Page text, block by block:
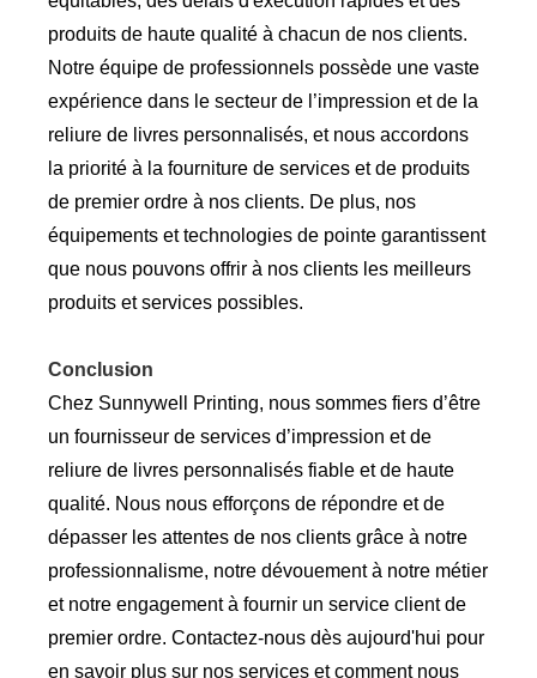
produits de haute qualité à chacun de nos clients.
Notre équipe de professionnels possède une vaste
expérience dans le secteur de l’impression et de la
reliure de livres personnalisés, et nous accordons
la priorité à la fourniture de services et de produits
de premier ordre à nos clients. De plus, nos
équipements et technologies de pointe garantissent
que nous pouvons offrir à nos clients les meilleurs
produits et services possibles.
Conclusion
Chez Sunnywell Printing, nous sommes fiers d’être
un fournisseur de services d’impression et de
reliure de livres personnalisés fiable et de haute
qualité. Nous nous efforçons de répondre et de
dépasser les attentes de nos clients grâce à notre
professionnalisme, notre dévouement à notre métier
et notre engagement à fournir un service client de
premier ordre. Contactez-nous dès aujourd'hui pour
en savoir plus sur nos services et comment nous